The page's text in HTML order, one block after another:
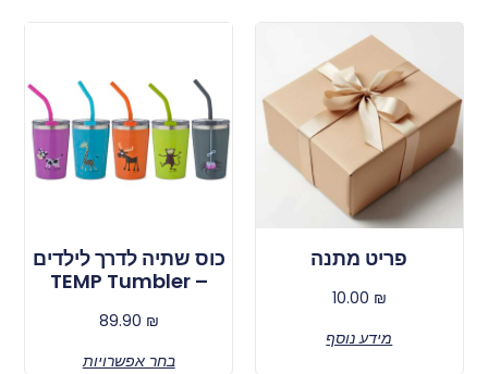
פריט מתנה
10.00 ₪
מידע נוסף
כוס שתיה לדרך לילדים
– TEMP Tumbler
89.90 ₪
בחר אפשרויות